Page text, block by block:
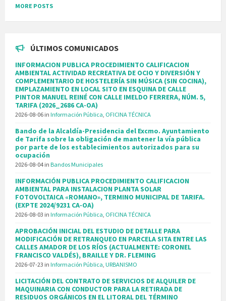
MORE POSTS
ÚLTIMOS COMUNICADOS
INFORMACION PUBLICA PROCEDIMIENTO CALIFICACION
AMBIENTAL ACTIVIDAD RECREATIVA DE OCIO Y DIVERSIÓN Y
COMPLEMENTARIO DE HOSTELERÍA SIN MÚSICA (SIN COCINA),
EMPLAZAMIENTO EN LOCAL SITO EN ESQUINA DE CALLE
PINTOR MANUEL REINÉ CON CALLE IMELDO FERRERA, NÚM. 5,
TARIFA (2026_2686 CA-OA)
2026-08-06 in Información Pública, OFICINA TÉCNICA
Bando de la Alcaldía-Presidencia del Excmo. Ayuntamiento
de Tarifa sobre la obligación de mantener la vía pública
por parte de los establecimientos autorizados para su
ocupación
2026-08-04 in Bandos Municipales
INFORMACIÓN PUBLICA PROCEDIMIENTO CALIFICACION
AMBIENTAL PARA INSTALACION PLANTA SOLAR
FOTOVOLTAICA «ROMANO», TERMINO MUNICIPAL DE TARIFA.
(EXPTE 2024/9231 CA-OA)
2026-08-03 in Información Pública, OFICINA TÉCNICA
APROBACIÓN INICIAL DEL ESTUDIO DE DETALLE PARA
MODIFICACIÓN DE RETRANQUEO EN PARCELA SITA ENTRE LAS
CALLES AMADOR DE LOS RÍOS (ACTUALMENTE: CORONEL
FRANCISCO VALDÉS), BRAILLE Y DR. FLEMING
2026-07-23 in Información Pública, URBANISMO
LICITACIÓN DEL CONTRATO DE SERVICIOS DE ALQUILER DE
MAQUINARIA CON CONDUCTOR PARA LA RETIRADA DE
RESIDUOS ORGÁNICOS EN EL LITORAL DEL TÉRMINO